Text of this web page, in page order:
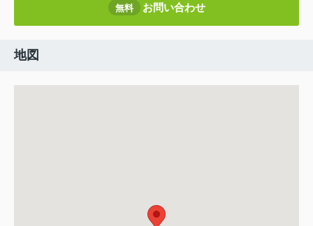
無料 お問い合わせ
地図